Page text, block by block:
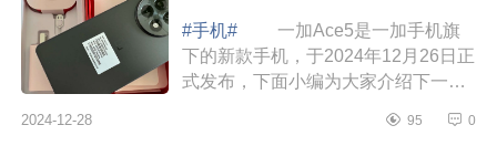
#手机#
一加Ace5是一加手机旗
下的新款手机，于2024年12月26日正
式发布，下面小编为大家介绍下一加
什么档次 一加ace5到底值不值得
2024-12-28 95 0